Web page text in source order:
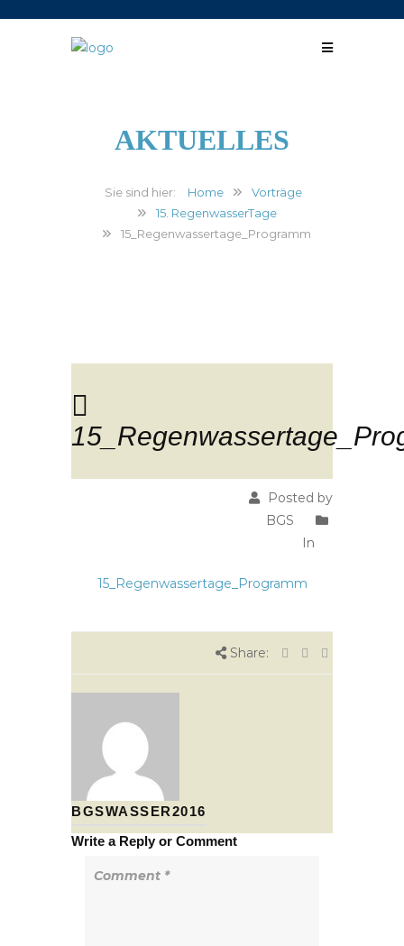
AKTUELLES
Home
Vorträge
15. RegenwasserTage
15_Regenwassertage_Programm
Posted by
BGS
In
15_Regenwassertage_Programm
Share:
BGSWASSER2016
Write a Reply or Comment